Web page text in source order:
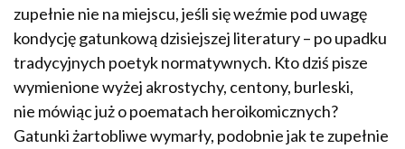
zupełnie nie na miejscu, jeśli się weźmie pod uwagę
kondy­cję gatunkową dzisiejszej literatury – po upadku
tradycyjnych poetyk normatywnych. Kto dziś pisze
wymienione wyżej akrostychy, centony, burleski,
nie mówiąc już o poematach heroikomicznych?
Gatunki żartobliwe wymarły, podobnie jak te zupełnie